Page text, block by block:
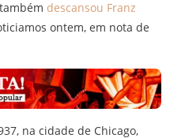
descansou Franz
ontem, em nota de
na cidade de Chicago,